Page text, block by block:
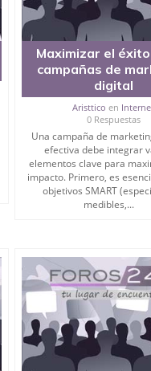
Maximizar el
campañas de
digital
Aristtico en
0 Respuestas
Una campaña de
efectiva debe integrar
elementos clave para
impacto. Primero, es
objetivos SMART
medibles,...